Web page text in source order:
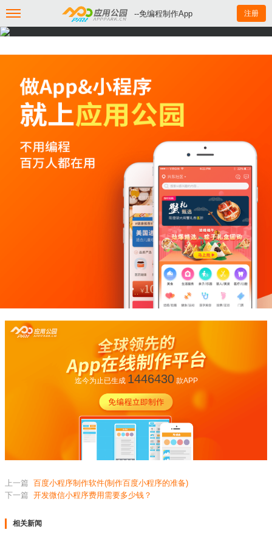
--免编程制作App 注册
迄今为止已生成 1446430款APP
上一篇 百度小程序制作软件(制作百度小程序的准备)
下一篇 开发微信小程序费用需要多少钱？
相关新闻